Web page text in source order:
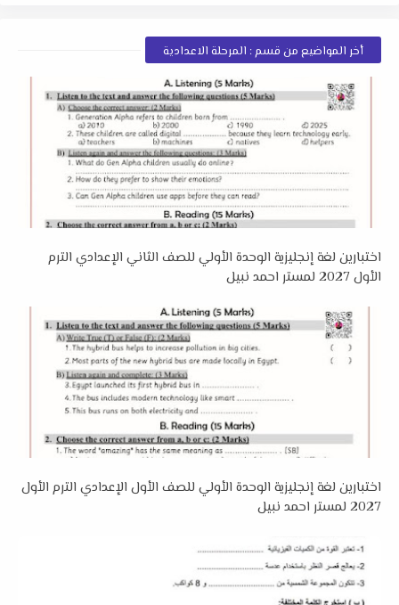
أخر المواضيع من قسم : المرحلة الاعدادية
اختبارين لغة إنجليزية الوحدة الأولي للصف الثاني الإعدادي الترم
الأول 2027 لمستر احمد نبيل
اختبارين لغة إنجليزية الوحدة الأولي للصف الأول الإعدادي الترم الأول
2027 لمستر احمد نبيل